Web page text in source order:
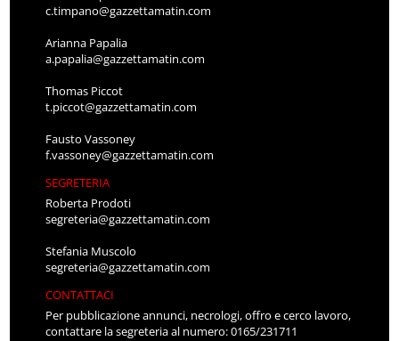
c.timpano@gazzettamatin.com
Arianna Papalia
a.papalia@gazzettamatin.com
Thomas Piccot
t.piccot@gazzettamatin.com
Fausto Vassoney
f.vassoney@gazzettamatin.com
SEGRETERIA
Roberta Prodoti
segreteria@gazzettamatin.com
Stefania Muscolo
segreteria@gazzettamatin.com
CONTATTACI
Per pubblicazione annunci, necrologi, offro e cerco lavoro,
contattare la segreteria al numero: 0165/231711